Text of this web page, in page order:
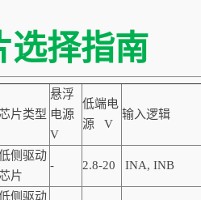
片选择
芯片类型
悬浮
电源
V
低端电
源 V
输入逻辑
侧驱动
芯片
- 2.8-20 INA, INB
侧驱动